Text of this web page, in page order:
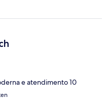
e atendimento 10